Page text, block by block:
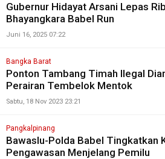
Gubernur Hidayat Arsani Lepas
Bhayangkara Babel Run
Juni 16, 2025 07:22
Bangka Barat
Ponton Tambang Timah Ilegal
Perairan Tembelok Mentok
Sabtu, 18 Nov 2023 23:21
Pangkalpinang
Bawaslu-Polda Babel Tingkatkan
Pengawasan Menjelang Pemilu